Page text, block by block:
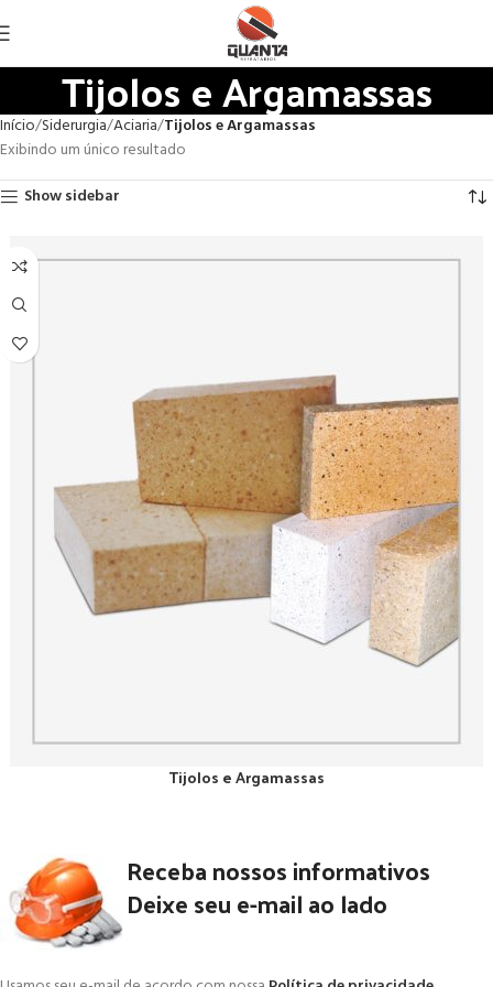
Tijolos e Argamassas
Início Siderurgia Aciaria Tijolos e Argamassas
Exibindo um único resultado
Show sidebar
Tijolos e Argamassas
Receba nossos informativos
Deixe seu e-mail ao lado